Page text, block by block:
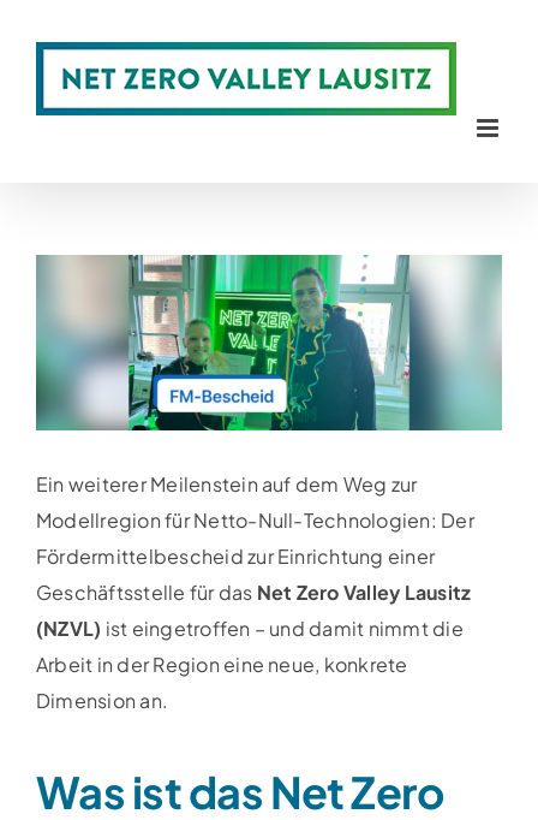
Inhalt
springen
Bild
Ein weiterer Meilenstein auf dem Weg zur
Modellregion für Netto-Null-Technologien: Der
Fördermittelbescheid zur Einrichtung einer
Geschäftsstelle für das Net Zero Valley Lausitz
(NZVL) ist eingetroffen – und damit nimmt die
Arbeit in der Region eine neue, konkrete
Dimension an.
Was ist das Net Zero